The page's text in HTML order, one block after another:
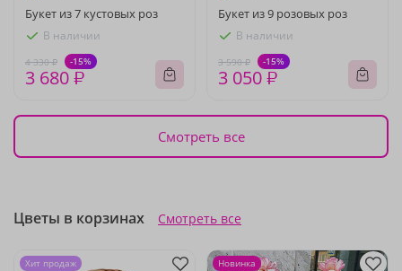
Букет из 7 кустовых роз
В наличии
4 330 ₽ -15%
3 680 ₽
Букет из 9 розовых роз
В наличии
3 590 ₽ -15%
3 050 ₽
Смотреть все
Цветы в корзинах Смотреть все
Хит продаж Новинка